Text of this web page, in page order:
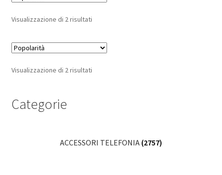
Visualizzazione di 2 risultatiPopolarità
Visualizzazione di 2 risultatiPopolarità
Categorie
ACCESSORI TELEFONIA (2757)